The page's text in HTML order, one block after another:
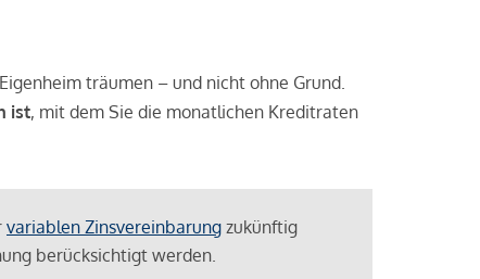
träumen – und nicht ohne Grund.
ist, mit dem Sie die monatlichen Kreditraten
variablen Zinsvereinbarung zukünftig
berücksichtigt werden.